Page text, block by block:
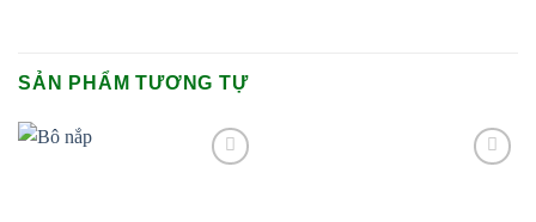
SẢN PHẨM TƯƠNG TỰ